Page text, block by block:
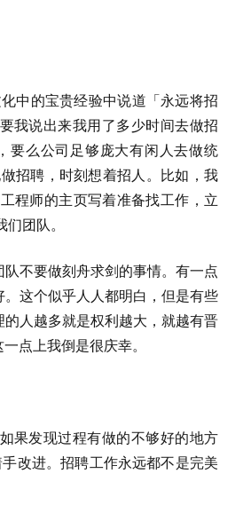
中的宝贵经验中说道「永远将招
我说出来我用了多少时间去做招
要么公司足够庞大有闲人去做统
招聘，时刻想着招人。比如，我
程师的主页写着准备找工作，立
团队。
不要做刻舟求剑的事情。有一点
这个似乎人人都明白，但是有些
人越多就是权利越大，就越有晋
点上我倒是很庆幸。
果发现过程有做的不够好的地方
改进。招聘工作永远都不是完美